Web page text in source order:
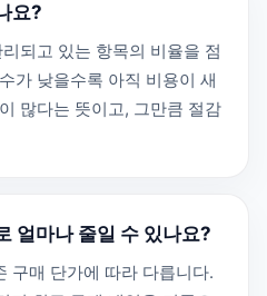
요?
되고 있는 항목의 비율을 점
가 낮을수록 아직 비용이 새
많다는 뜻이고, 그만큼 절감
얼마나 줄일 수 있나요?
구매 단가에 따라 다릅니다.